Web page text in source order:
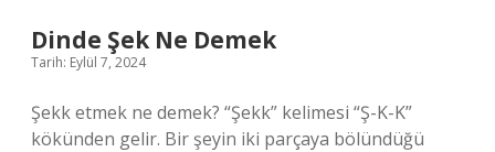
Dinde Şek Ne Demek
Tarih: Eylül 7, 2024
Şekk etmek ne demek? “Şekk” kelimesi “Ş-K-K”
kökünden gelir. Bir şeyin iki parçaya bölündüğü